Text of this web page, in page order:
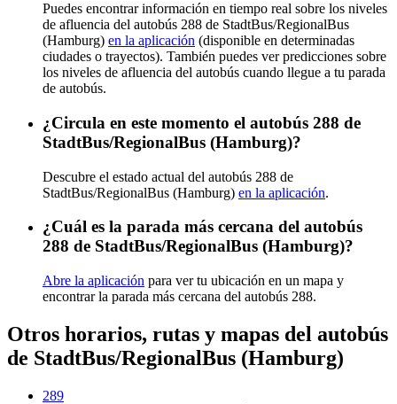
Puedes encontrar información en tiempo real sobre los niveles
de afluencia del autobús 288 de StadtBus/RegionalBus
(Hamburg) en la aplicación (disponible en determinadas
ciudades o trayectos). También puedes ver predicciones sobre
los niveles de afluencia del autobús cuando llegue a tu parada
de autobús.
¿Circula en este momento el autobús 288 de
StadtBus/RegionalBus (Hamburg)?
Descubre el estado actual del autobús 288 de
StadtBus/RegionalBus (Hamburg) en la aplicación.
¿Cuál es la parada más cercana del autobús
288 de StadtBus/RegionalBus (Hamburg)?
Abre la aplicación para ver tu ubicación en un mapa y
encontrar la parada más cercana del autobús 288.
Otros horarios, rutas y mapas del autobús
de StadtBus/RegionalBus (Hamburg)
289